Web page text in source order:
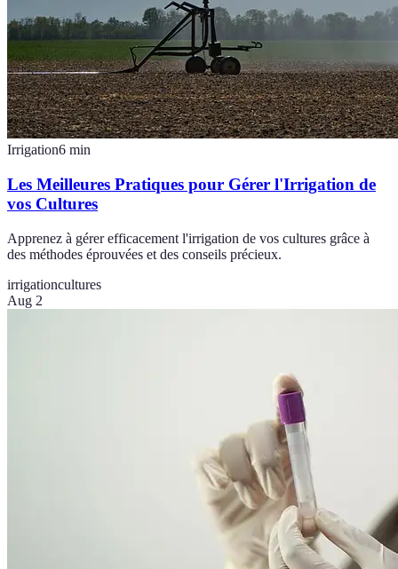
Irrigation6 min
Les Meilleures Pratiques pour Gérer l'Irrigation de
vos Cultures
Apprenez à gérer efficacement l'irrigation de vos cultures grâce à
des méthodes éprouvées et des conseils précieux.
irrigationcultures
Aug 2